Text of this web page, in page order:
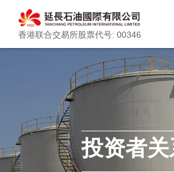
香港联合交易所股票代号: 00346
投资者